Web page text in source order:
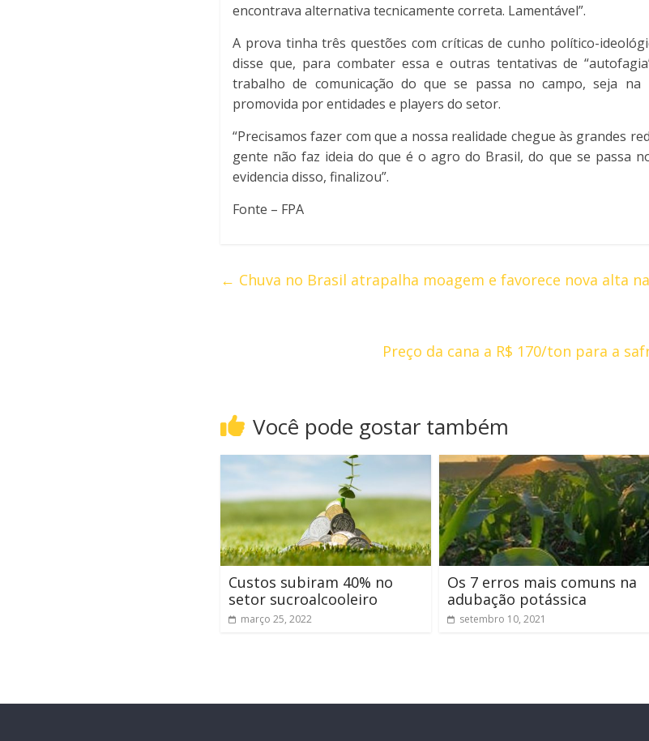
encontrava alternativa tecnicamente correta. Lamentável”.
A prova tinha três questões com críticas de cunho político-
disse que, para combater essa e outras tentativas de
trabalho de comunicação do que se passa no campo, seja
promovida por entidades e players do setor.
“Precisamos fazer com que a nossa realidade chegue às grandes
gente não faz ideia do que é o agro do Brasil, do que se passa
evidencia disso, finalizou”.
Fonte – FPA
← Chuva no Brasil atrapalha moagem e favorece nova alta
Preço da cana a R$ 170/ton para a
Você pode gostar também
Custos subiram 40% no
setor sucroalcooleiro
março 25, 2022
Os 7 erros mais comuns na
adubação potássica
setembro 10, 2021